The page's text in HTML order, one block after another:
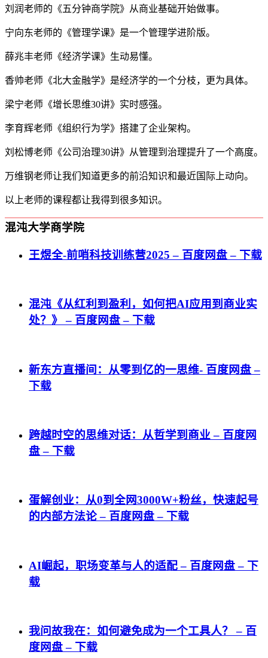
刘润老师的《五分钟商学院》从商业基础开始做事。
宁向东老师的《管理学课》是一个管理学进阶版。
薛兆丰老师《经济学课》生动易懂。
香帅老师《北大金融学》是经济学的一个分枝，更为具体。
梁宁老师《增长思维30讲》实时感强。
李育辉老师《组织行为学》搭建了企业架构。
刘松博老师《公司治理30讲》从管理到治理提升了一个高度。
万维钢老师让我们知道更多的前沿知识和最近国际上动向。
以上老师的课程都让我得到很多知识。
混沌大学商学院
王煜全-前哨科技训练营2025 – 百度网盘 – 下载
混沌《从红利到盈利，如何把AI应用到商业实
处？》 – 百度网盘 – 下载
新东方直播间：从零到亿的一思维- 百度网盘 –
下载
跨越时空的思维对话：从哲学到商业 – 百度网
盘 – 下载
蛋解创业：从0到全网3000W+粉丝，快速起号
的内部方法论 – 百度网盘 – 下载
AI崛起，职场变革与人的适配 – 百度网盘 – 下
载
我问故我在：如何避免成为一个工具人？ – 百
度网盘 – 下载